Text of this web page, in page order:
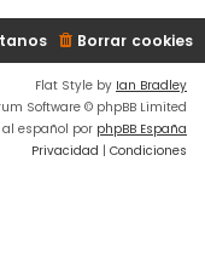
Borrar cookies
Flat Style by Ian Bradley
Software © phpBB Limited
español por phpBB España
Privacidad | Condiciones